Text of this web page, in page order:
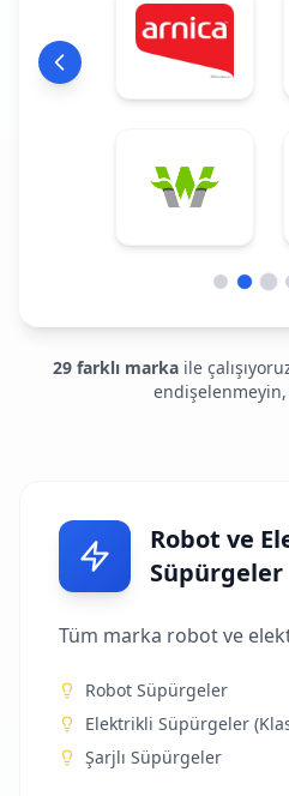
29 farklı marka ile
endişelenmeyin,
Robot ve
Süpürgeler
Tüm marka robot ve
Robot Süpürgeler
Elektrikli Süpürgeler
Şarjlı Süpürgeler